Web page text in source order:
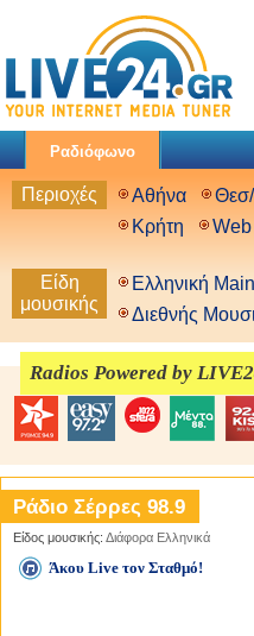
Ραδιόφωνο
Περιοχές Αθήνα
Κρήτη
Είδη
μουσικής
Ελληνική
Διεθνής
Radios Powered by
Ράδιο Σέρρες 98.9
Είδος μουσικής: Διάφορα Ελληνικά
Άκου Live τον Σταθμό!